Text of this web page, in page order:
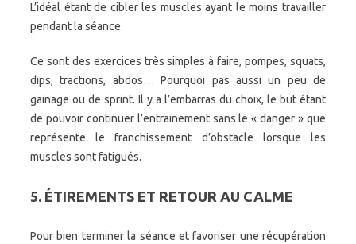
L’idéal étant de cibler les muscles ayant le moins travailler
pendant la séance.
Ce sont des exercices très simples à faire, pompes, squats,
dips, tractions, abdos… Pourquoi pas aussi un peu de
gainage ou de sprint. Il y a l’embarras du choix, le but étant
de pouvoir continuer l’entrainement sans le « danger » que
représente le franchissement d’obstacle lorsque les
muscles sont fatigués.
5. ÉTIREMENTS ET RETOUR AU CALME
Pour bien terminer la séance et favoriser une récupération